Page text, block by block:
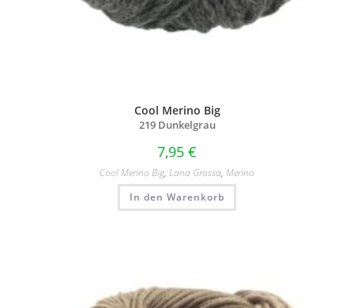
Cool Merino Big
219 Dunkelgrau
7,95 €
Cool Merino Big, Lana Grossa, Merino
In den Warenkorb